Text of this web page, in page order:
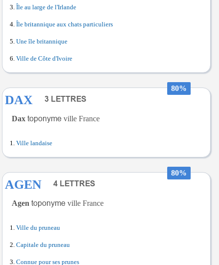
Île au large de l'Irlande
Île britannique aux chats particuliers
Une île britannique
Ville de Côte d'Ivoire
80%
DAX
Dax ville France
Ville landaise
80%
AGEN
Agen ville France
Ville du pruneau
Capitale du pruneau
Connue pour ses prunes